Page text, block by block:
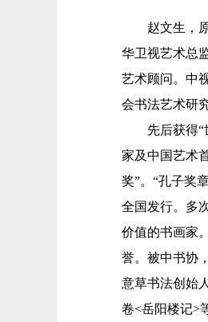
赵文生，原
华卫视艺术总
艺术顾问。中
会书法艺术研
先后获得“世
家及中国艺术
奖”。“孔子奖
全国发行。多
价值的书画家
誉。被中书协
意草书法创始
卷<岳阳楼记>